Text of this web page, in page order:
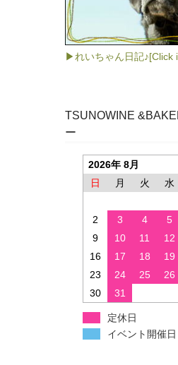
▶れいちゃん日記♪[Click
TSUNOWINE
ー
2026年 8月
日
月 火 水
2
3 4 5
9
10 11 12
16
17 18 19
23
24 25 26
30
31
定休日
イベント開催日